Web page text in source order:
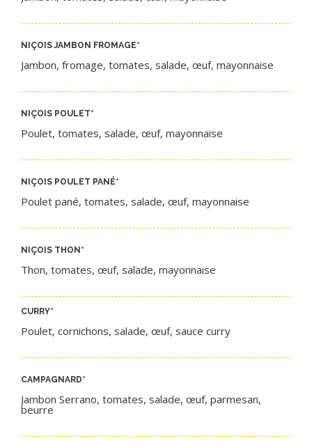
NIÇOISJAMBON FROMAGE*
Jambon, fromage, tomates, salade, œuf, mayonnaise
NIÇOIS POULET*
Poulet, tomates, salade, œuf, mayonnaise
NIÇOIS POULET PANÉ*
Poulet pané, tomates, salade, œuf, mayonnaise
NIÇOIS THON *
Thon, tomates, œuf, salade, mayonnaise
CURRY*​
Poulet, cornichons, salade, œuf, sauce curry
CAMPAGNARD*
Jambon Serrano, tomates, salade, œuf, parmesan,
beurre